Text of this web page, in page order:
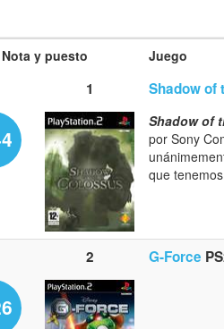
Nota y puesto Juego
1 Shadow of
Shadow of
por Sony
que
2 G-Force